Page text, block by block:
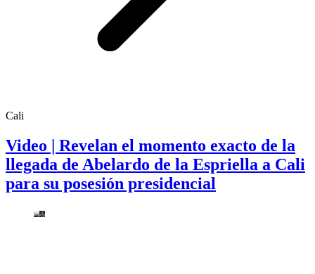
Cali
Video | Revelan el momento exacto de la
llegada de Abelardo de la Espriella a Cali
para su posesión presidencial